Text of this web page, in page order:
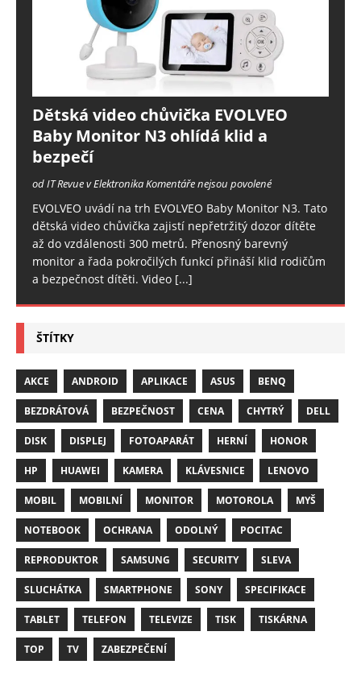
Dětská video chůvička EVOLVEO
Baby Monitor N3 ohlídá klid a
bezpečí
od IT Revue v ElektronikaKomentáře nejsou povolené
EVOLVEO uvádí na trh EVOLVEO Baby Monitor N3. Tato
dětská video chůvička zajistí nepřetržitý dozor dítěte
až do vzdálenosti 300 metrů. Přenosný barevný
monitor a řada pokročilých funkcí přináší klid rodičům
a bezpečnost dítěti. Video [...]
ŠTÍTKY
AKCE ANDROID APLIKACE ASUS BENQ
BEZDRÁTOVÁ BEZPEČNOST CENA CHYTRÝ DELL
DISK DISPLEJ FOTOAPARÁT HERNÍ HONOR
HP HUAWEI KAMERA KLÁVESNICE LENOVO
MOBIL MOBILNÍ MONITOR MOTOROLA MYŠ
NOTEBOOK OCHRANA ODOLNÝ POCITAC
REPRODUKTOR SAMSUNG SECURITY SLEVA
SLUCHÁTKA SMARTPHONE SONY SPECIFIKACE
TABLET TELEFON TELEVIZE TISK TISKÁRNA
TOP TV ZABEZPEČENÍ